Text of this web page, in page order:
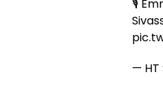
🎙️
— HT